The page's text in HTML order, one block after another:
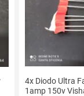
4x Diodo Ultra
1amp 150v